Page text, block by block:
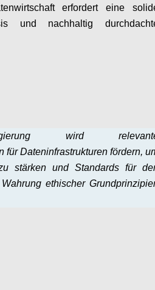
erfordert eine
und nachhaltig
wird
für Dateninfrastrukturen fördern,
stärken und Standards für
ethischer